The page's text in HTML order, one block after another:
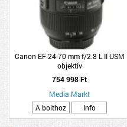
Canon EF 24-70 mm f/2.8 L II USM
objektív
754 998 Ft
Media Markt
A bolthoz
Info